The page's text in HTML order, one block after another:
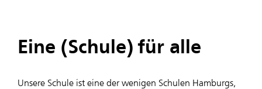
Eine (Schule) für alle
Unsere Schule ist eine der wenigen Schulen Hamburgs,